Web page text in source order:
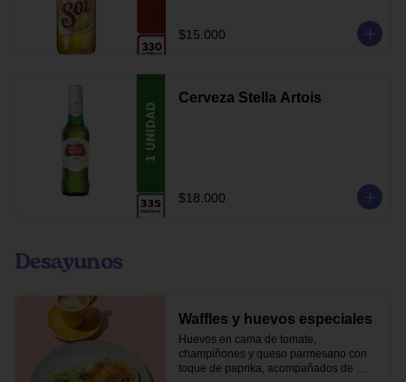
$15.000
Cerveza Stella Artois
$18.000
Desayunos
Waffles y huevos especiales
Huevos en cama de tomate,
champiñones y queso parmesano con
toque de paprika, acompañados de